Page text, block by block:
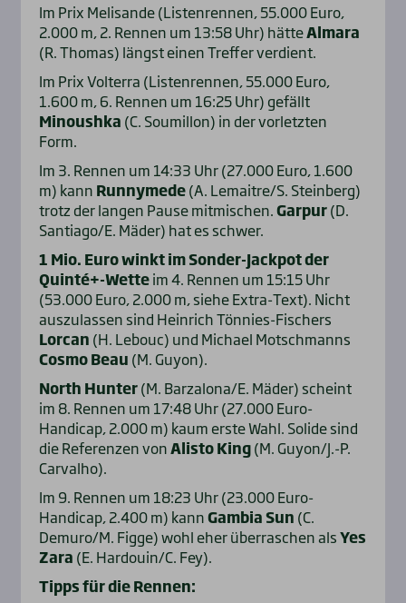
Im Prix Melisande (Listenrennen, 55.000 Euro,
2.000 m, 2. Rennen um 13:58 Uhr) hätteAlmara
(R. Thomas) längst einen Treffer verdient.
Im Prix Volterra (Listenrennen, 55.000 Euro,
1.600 m, 6. Rennen um 16:25 Uhr) gefällt
Minoushka (C. Soumillon) in der vorletzten
Form.
Im 3. Rennen um 14:33 Uhr (27.000 Euro, 1.600
m) kann Runnymede(A. Lemaitre/S. Steinberg)
trotz der langen Pause mitmischen.Garpur(D.
Santiago/E. Mäder) hat es schwer.
1 Mio. Euro winkt im Sonder-Jackpot der
Quinté+-Wetteim 4. Rennen um 15:15 Uhr
(53.000 Euro, 2.000 m, siehe Extra-Text). Nicht
auszulassen sind Heinrich Tönnies-Fischers
Lorcan (H. Lebouc) und Michael Motschmanns
Cosmo Beau (M. Guyon).
North Hunter(M. Barzalona/E. Mäder) scheint
im 8. Rennen um 17:48 Uhr (27.000 Euro-
Handicap, 2.000 m) kaum erste Wahl. Solide sind
die Referenzen vonAlisto King(M. Guyon/J.-P.
Carvalho).
Im 9. Rennen um 18:23 Uhr (23.000 Euro-
Handicap, 2.400 m) kannGambia Sun (C.
Demuro/M. Figge) wohl eher überraschen alsYes
Zara (E. Hardouin/C. Fey).
Tipps für die Rennen: